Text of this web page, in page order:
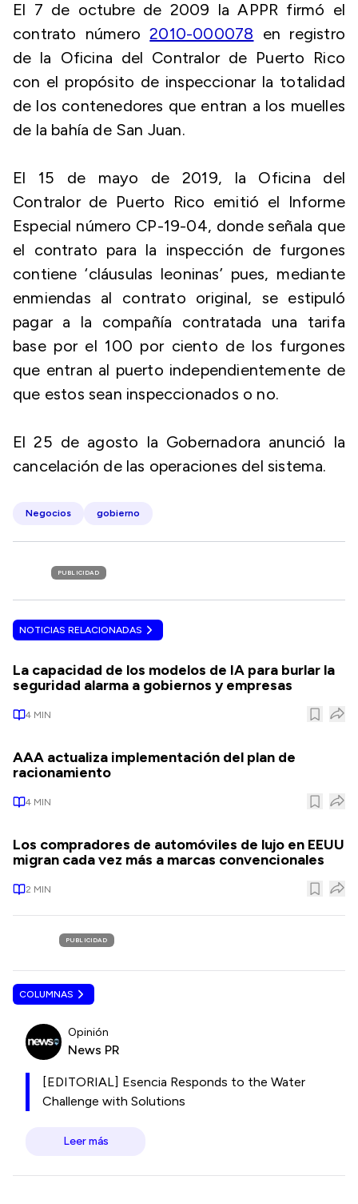
El 7 de octubre de 2009 la APPR firmó el
contrato número2010-000078 en registro
de la Oficina del Contralor de Puerto Rico
con el propósito de inspeccionar la totalidad
de los contenedores que entran a los muelles
de la bahía de San Juan.
El 15 de mayo de 2019, la Oficina del
Contralor de Puerto Rico emitió el Informe
Especial número CP-19-04, donde señala que
el contrato para la inspección de furgones
contiene ‘cláusulas leoninas’ pues, mediante
enmiendas al contrato original, se estipuló
pagar a la compañía contratada una tarifa
base por el 100 por ciento de los furgones
que entran al puerto independientemente de
que estos sean inspeccionados o no.
El 25 de agosto la Gobernadora anunció la
cancelación de las operaciones del sistema.
Negocios gobierno
PUBLICIDAD
NOTICIAS RELACIONADAS
La capacidad de los modelos de IA para burlar la
seguridad alarma a gobiernos y empresas
4 MIN
AAA actualiza implementación del plan de
racionamiento
4 MIN
Los compradores de automóviles de lujo en EEUU
migran cada vez más a marcas convencionales
2 MIN
PUBLICIDAD
COLUMNAS
Opinión
News PR
[EDITORIAL] Esencia Responds to the Water
Challenge with Solutions
Leer más